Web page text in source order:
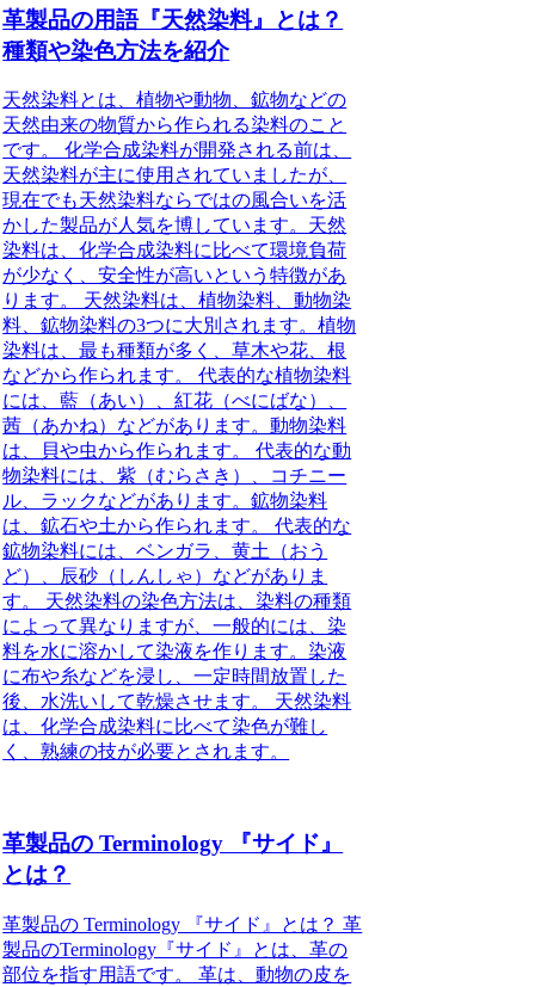
革製品の用語『天然染料』とは？
種類や染色方法を紹介
天然染料とは、植物や動物、鉱物などの
天然由来の物質から作られる染料のこと
です。 化学合成染料が開発される前は、
天然染料が主に使用されていましたが、
現在でも天然染料ならではの風合いを活
かした製品が人気を博しています。天然
染料は、化学合成染料に比べて環境負荷
が少なく、安全性が高いという特徴があ
ります。 天然染料は、植物染料、動物染
料、鉱物染料の3つに大別されます。植物
染料は、最も種類が多く、草木や花、根
などから作られます。 代表的な植物染料
には、藍（あい）、紅花（べにばな）、
茜（あかね）などがあります。動物染料
は、貝や虫から作られます。 代表的な動
物染料には、紫（むらさき）、コチニー
ル、ラックなどがあります。鉱物染料
は、鉱石や土から作られます。 代表的な
鉱物染料には、ベンガラ、黄土（おう
ど）、辰砂（しんしゃ）などがありま
す。 天然染料の染色方法は、染料の種類
によって異なりますが、一般的には、染
料を水に溶かして染液を作ります。染液
に布や糸などを浸し、一定時間放置した
後、水洗いして乾燥させます。 天然染料
は、化学合成染料に比べて染色が難し
く、熟練の技が必要とされます。
革製品の Terminology 『サイド』
とは？
革製品の Terminology 『サイド』とは？ 革
製品のTerminology『サイド』とは、革の
部位を指す用語です。 革は、動物の皮を